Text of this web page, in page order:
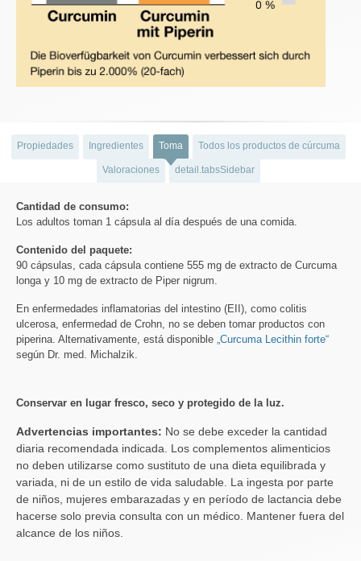
Propiedades Ingredientes Toma Todos los productos de cúrcuma
Valoraciones detail.tabsSidebar
Cantidad de consumo:
Los adultos toman 1 cápsula al día después de una comida.
Contenido del paquete:
90 cápsulas, cada cápsula contiene 555 mg de extracto de Curcuma
longa y 10 mg de extracto de Piper nigrum.
En enfermedades inflamatorias del intestino (EII), como colitis
ulcerosa, enfermedad de Crohn, no se deben tomar productos con
piperina. Alternativamente, está disponible „Curcuma Lecithin forte“
según Dr. med. Michalzik.
Conservar en lugar fresco, seco y protegido de la luz.
Advertencias importantes: No se debe exceder la cantidad
diaria recomendada indicada. Los complementos alimenticios
no deben utilizarse como sustituto de una dieta equilibrada y
variada, ni de un estilo de vida saludable. La ingesta por parte
de niños, mujeres embarazadas y en período de lactancia debe
hacerse solo previa consulta con un médico. Mantener fuera del
alcance de los niños.